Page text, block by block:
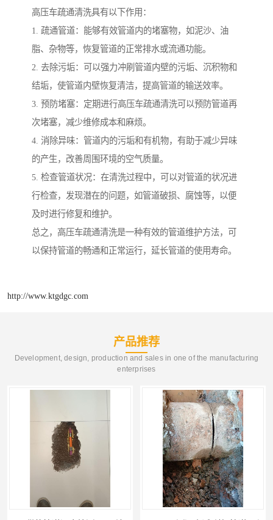
高压车疏通清洗具有以下作用：
1. 疏通管道：能够有效管道内的堵塞物，如泥沙、油
脂、杂物等，恢复管道的正常排水或流通功能。
2. 去除污垢：可以强力冲刷管道内壁的污垢、沉积物和
结垢，使管道内壁恢复清洁，提高管道的输送效率。
3. 预防堵塞：定期进行高压车疏通清洗可以预防管道再
次堵塞，减少维修成本和麻烦。
4. 消除异味：管道内的污垢和有机物，有助于减少异味
的产生，改善周围环境的空气质量。
5. 检查管道状况：在清洗过程中，可以对管道的状况进
行检查，发现潜在的问题，如管道破损、腐蚀等，以便
及时进行修复和维护。
总之，高压车疏通清洗是一种有效的管道维护方法，可
以保持管道的畅通和正常运行，延长管道的使用寿命。
http://www.ktgdgc.com
产品推荐
Development, design, production and sales in one of the manufacturing
enterprises